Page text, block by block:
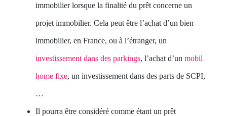
immobilier lorsque la finalité du prêt concerne un
projet immobilier. Cela peut être l’achat d’un bien
immobilier, en France, ou à l’étranger, un
investissement dans des parkings, l’achat d’un mobil
home fixe, un investissement dans des parts de SCPI,
…
Il pourra être considéré comme étant un prêt